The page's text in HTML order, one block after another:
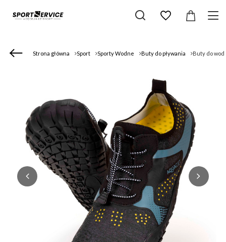
Strona główna Sport Sporty Wodne Buty do pływania Buty do